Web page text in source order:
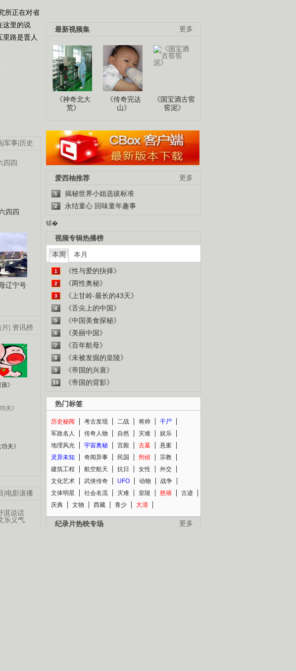
所正在对省
这里的说
路是晋人
|军事| 历史
四四
辽宁号
片| 资讯榜
》
夫》
|电影滚播
更多
最新视频集
《神奇北大
荒》
《传奇完达
山》
《国宝酒古窖
窖泥》
更多
爱西柚推荐
1 揭秘世界小姐选拔标准
2 永结童心 回味童年趣事
锘�
视频专辑热播榜
本周 本月
1 《性与爱的抉择》
2 《两性奥秘》
3 《上甘岭-最长的43天》
4 《舌尖上的中国》
5 《中国美食探秘》
6 《美丽中国》
7 《百年航母》
8 《未被发掘的皇陵》
9 《帝国的兴衰》
10 《帝国的背影》
热门标签
历史秘闻 考古发现 二战 将帅
干尸
军政名人
传奇人物 自然 灾难
娱乐
地理风光
宇宙奥秘 宫殿 古墓
悬案
灵异未知
奇闻异事 民国 刑侦
宗教
建筑工程
航空航天 抗日 女性
外交
文化艺术
武侠传奇 UFO 动物
战争
文体明星
社会名流 灾难 皇陵 慈禧
古迹
庆典
文物 西藏 青少 大清
更多
纪录片热映专场